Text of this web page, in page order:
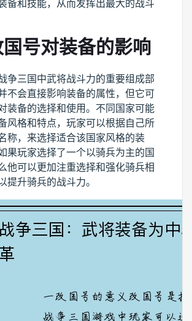
备和技能，从而发挥出最大的战斗
号对装备的影响
争三国中武将战斗力的重要组成部
不会直接影响装备的属性，但它可
装备的选择和使用。不同国家可能
风格和特点，玩家可以根据自己所
称，来选择适合该国家风格的装
果玩家选择了一个以骑兵为主的国
他可以更加注重选择和强化骑兵相
提升骑兵的战斗力。